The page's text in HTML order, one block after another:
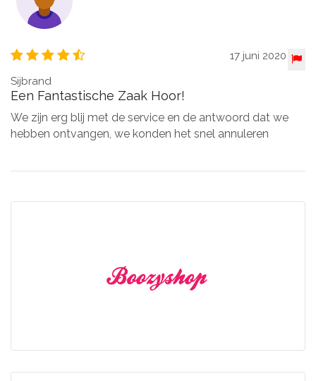
17 juni 2020
Sijbrand
Een Fantastische Zaak Hoor!
We zijn erg blij met de service en de antwoord dat we
hebben ontvangen, we konden het snel annuleren